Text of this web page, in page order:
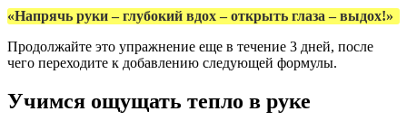
«Напрячь руки – глубокий вдох – открыть глаза – выдох!»
Продолжайте это упражнение еще в течение 3 дней, после
чего переходите к добавлению следующей формулы.
Учимся ощущать тепло в руке